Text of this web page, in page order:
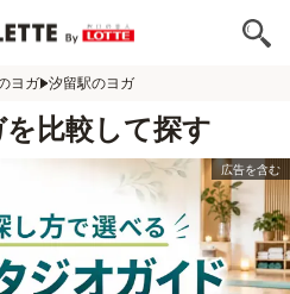
ヨガ 汐留駅のヨガ
比較して探す